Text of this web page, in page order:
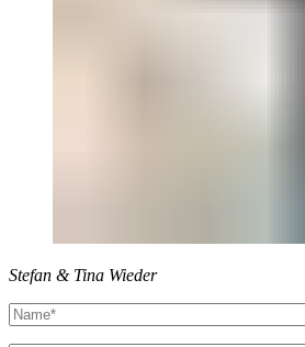
Stefan & Tina Wieder